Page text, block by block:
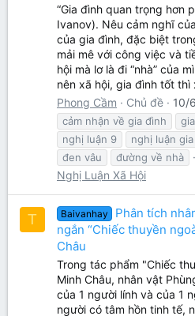
“Gia đình quan trọng hơn
Ivanov). Nêu cảm nghĩ
của gia đình, đặc biệt
mải mê với công việc và
hội mà lơ là đi “nhà” của
nên xã hội, gia đình tốt thì
Phong Cầm
Chủ đề 10/
cảm nhận về gia đình
nghị luận 9
nghị luận
đen vâu
đường về nhà
Nghị Luận Xã Hội
T Baivanhay
Phân tích
ngắn “Chiếc thuyền
Châu
Trong tác phẩm "Chiếc
Minh Châu, nhân vật
của 1 người lính và của 1
người có tâm hồn tinh tế,